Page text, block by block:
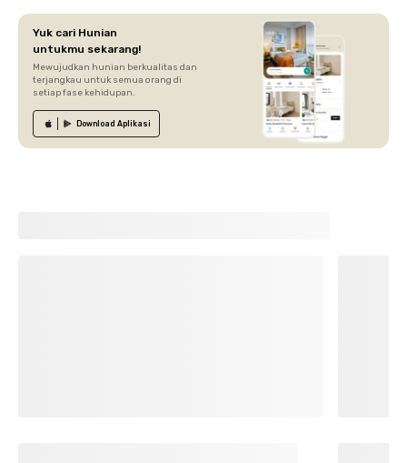
Yuk cari Hunian
untukmu sekarang!
Mewujudkan hunian berkualitas dan
terjangkau untuk semua orang di
setiap fase kehidupan.
Download Aplikasi